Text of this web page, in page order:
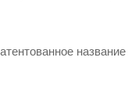
название